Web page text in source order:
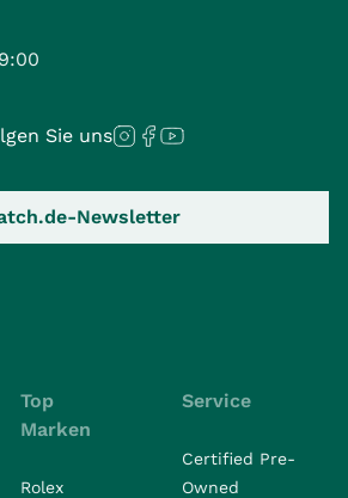
Sie uns
Newsletter
Top
Marken
Rolex
Service
Certified Pre-
Owned